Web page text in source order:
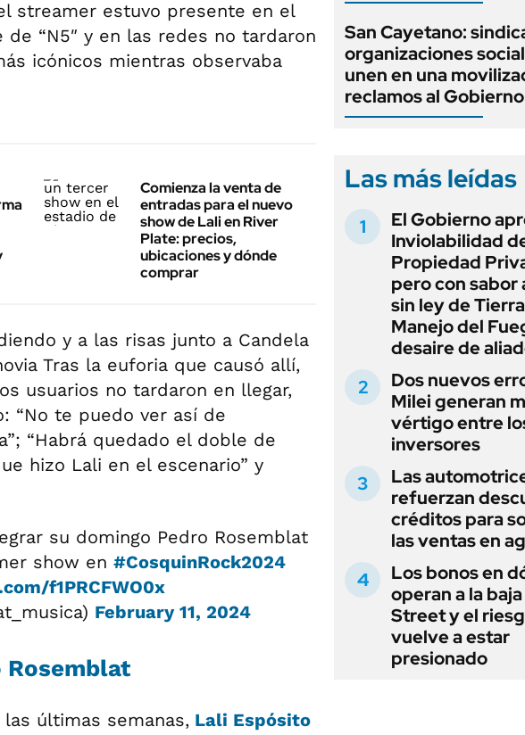
streamer estuvo presente en el
“N5″ y en las redes no tardaron
icónicos mientras observaba
Comienza la venta de
entradas para el nuevo
show de Lali en River
Plate: precios,
ubicaciones y dónde
comprar
y a las risas junto a Candela
Tras la euforia que causó allí,
usuarios no tardaron en llegar,
“No te puedo ver así de
“Habrá quedado el doble de
hizo Lali en el escenario” y
su domingo Pedro Rosemblat
show en #CosquinRock2024
f1PRCFWO0x
February 11, 2024
Rosemblat
últimas semanas, Lali Espósito
San Cayetano:
organizaciones
unen en una
reclamos al Gobierno
Las más leídas
El Gobierno
Inviolabilidad
Propiedad
pero con sabor
sin ley de
Manejo del
desaire de
Dos nuevos
Milei generan
vértigo entre
inversores
Las
refuerzan
créditos para
las ventas en
Los bonos en
operan a la
Street y el
vuelve a estar
presionado